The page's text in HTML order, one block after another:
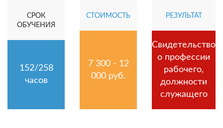
СРОК
ОБУЧЕНИЯ
152/258
часов
СТОИМОСТЬ
7 300 - 12
000 руб.
РЕЗУЛЬТАТ
Свидетельство
о профессии
рабочего,
должности
служащего